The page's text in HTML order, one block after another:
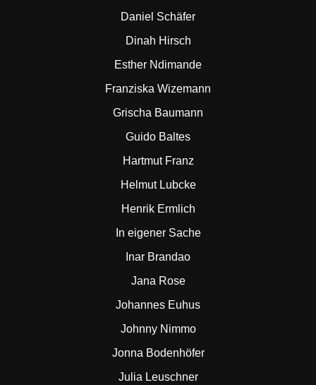
Daniel Schäfer
Dinah Hirsch
Esther Ndimande
Franziska Wizemann
Grischa Baumann
Guido Baltes
Hartmut Franz
Helmut Lubcke
Henrik Ermlich
In eigener Sache
Inar Brandao
Jana Rose
Johannes Euhus
Johnny Nimmo
Jonna Bodenhöfer
Julia Leuschner